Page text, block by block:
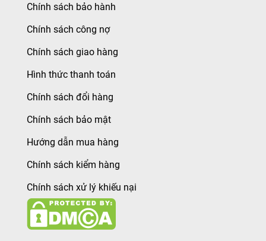
Chính sách bảo hành
Chính sách công nợ
Chính sách giao hàng
Hình thức thanh toán
Chính sách đổi hàng
Chính sách bảo mật
Hướng dẫn mua hàng
Chính sách kiểm hàng
Chính sách xử lý khiếu nại